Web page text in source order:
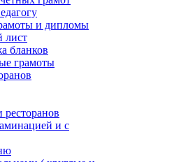
и дипломы
лист
бланков
грамоты
ресторанов
и с